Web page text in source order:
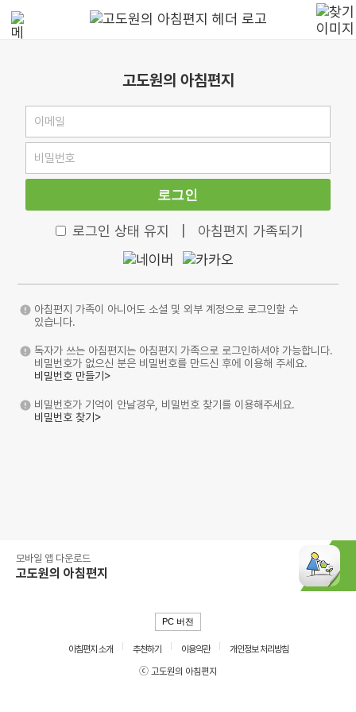
고도원의 아침편지
로그인
로그인 상태 유지 아침편지 가족되기
아침편지 가족이 아니어도 소셜 및 외부 계정으로 로그인할 수
있습니다.
독자가 쓰는 아침편지는 아침편지 가족으로 로그인하셔야 가능합니다.
비밀번호가 없으신 분은 비밀번호를 만드신 후에 이용해 주세요.
비밀번호 만들기>
비밀번호가 기억이 안날경우, 비밀번호 찾기를 이용해주세요.
비밀번호 찾기>
모바일 앱 다운로드
고도원의 아침편지
PC 버전
아침편지 소개 추천하기 이용약관
개인정보 처리방침
ⓒ 고도원의 아침편지